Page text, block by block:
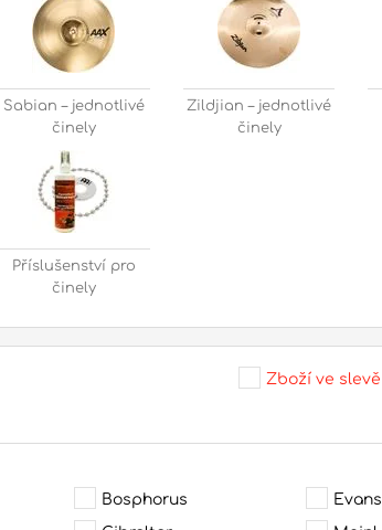
Sabian – jednotlivé
činely
Zildjian – jednotlivé
činely
Příslušenství pro
činely
Zboží ve slevě
Bosphorus
Evans